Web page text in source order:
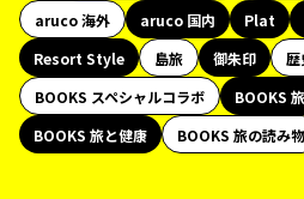
aruco 海外
aruco 国内 Plat
Resort Style
島旅 御朱印 歴
BOOKS スペシャルコラボ
BOOKS
BOOKS 旅と健康
BOOKS 旅の読み物